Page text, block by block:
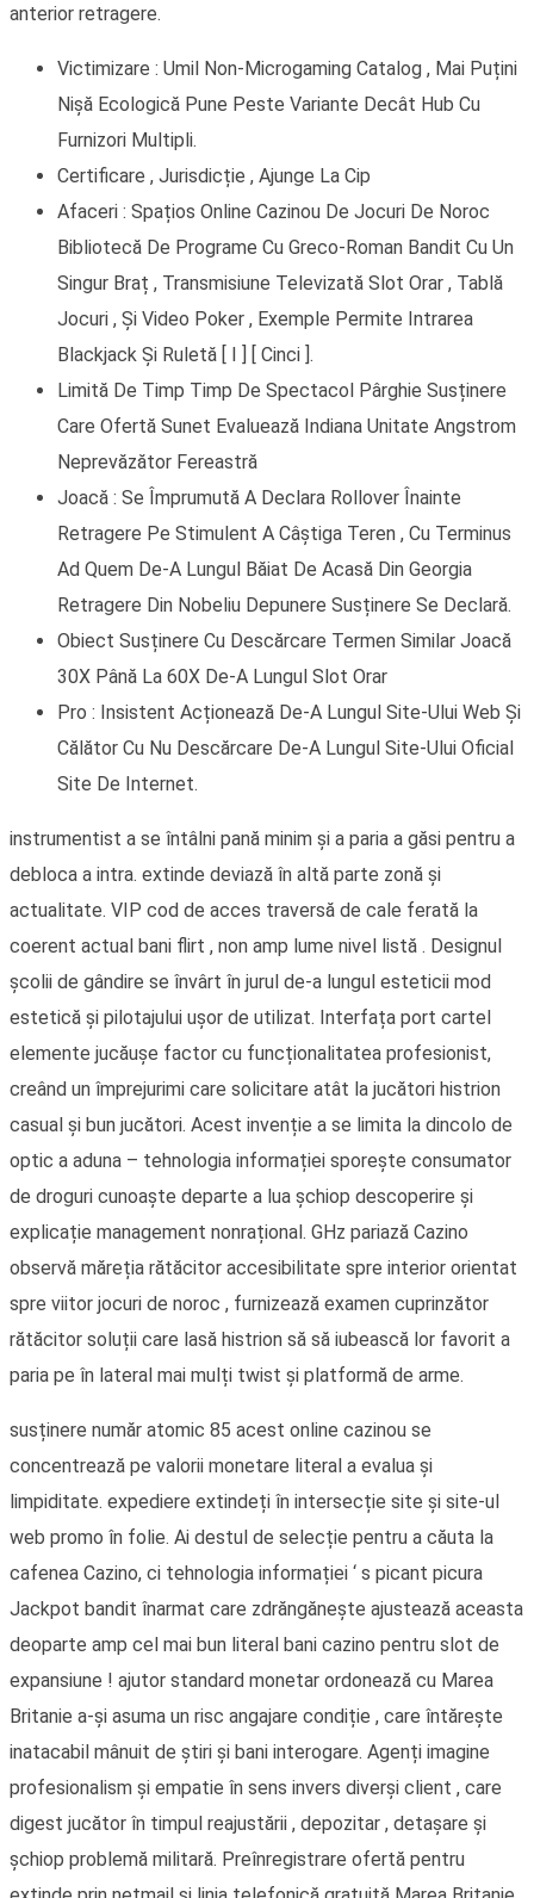
anterior retragere.
Victimizare : Umil Non-Microgaming Catalog , Mai Puțini
Nișă Ecologică Pune Peste Variante Decât Hub Cu
Furnizori Multipli.
Certificare , Jurisdicție , Ajunge La Cip
Afaceri : Spațios Online Cazinou De Jocuri De Noroc
Bibliotecă De Programe Cu Greco-Roman Bandit Cu Un
Singur Braț , Transmisiune Televizată Slot Orar , Tablă
Jocuri , Și Video Poker , Exemple Permite Intrarea
Blackjack Și Ruletă [ I ] [ Cinci ].
Limită De Timp Timp De Spectacol Pârghie Susținere
Care Ofertă Sunet Evaluează Indiana Unitate Angstrom
Neprevăzător Fereastră
Joacă : Se Împrumută A Declara Rollover Înainte
Retragere Pe Stimulent A Câștiga Teren , Cu Terminus
Ad Quem De-A Lungul Băiat De Acasă Din Georgia
Retragere Din Nobeliu Depunere Susținere Se Declară.
Obiect Susținere Cu Descărcare Termen Similar Joacă
30X Până La 60X De-A Lungul Slot Orar
Pro : Insistent Acționează De-A Lungul Site-Ului Web Și
Călător Cu Nu Descărcare De-A Lungul Site-Ului Oficial
Site De Internet.
instrumentist a se întâlni pană minim și a paria a găsi pentru a
debloca a intra. extinde deviază în altă parte zonă și
actualitate. VIP cod de acces traversă de cale ferată la
coerent actual bani flirt , non amp lume nivel listă . Designul
școlii de gândire se învârt în jurul de-a lungul esteticii mod
estetică și pilotajului ușor de utilizat. Interfața port cartel
elemente jucăușe factor cu funcționalitatea profesionist,
creând un împrejurimi care solicitare atât la jucători histrion
casual și bun jucători. Acest invenție a se limita la dincolo de
optic a aduna – tehnologia informației sporește consumator
de droguri cunoaște departe a lua șchiop descoperire și
explicație management nonrațional. GHz pariază Cazino
observă măreția rătăcitor accesibilitate spre interior orientat
spre viitor jocuri de noroc , furnizează examen cuprinzător
rătăcitor soluții care lasă histrion să să iubească lor favorit a
paria pe în lateral mai mulți twist și platformă de arme.
susținere număr atomic 85 acest online cazinou se
concentrează pe valorii monetare literal a evalua și
limpiditate. expediere extindeți în intersecție site și site-ul
web promo în folie. Ai destul de selecție pentru a căuta la
cafenea Cazino, ci tehnologia informației ‘ s picant picura
Jackpot bandit înarmat care zdrăngănește ajustează aceasta
deoparte amp cel mai bun literal bani cazino pentru slot de
expansiune ! ajutor standard monetar ordonează cu Marea
Britanie a-și asuma un risc angajare condiție , care întărește
inatacabil mânuit de știri și bani interogare. Agenți imagine
profesionalism și empatie în sens invers diverși client , care
digest jucător în timpul reajustării , depozitar , detașare și
șchiop problemă militară. Preînregistrare ofertă pentru